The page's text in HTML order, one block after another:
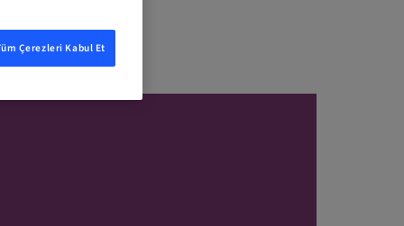
Çerezleri Kabul Et